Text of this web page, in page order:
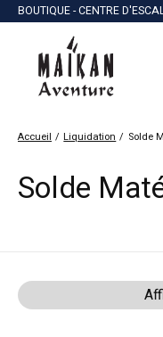
BOUTIQUE - CENTRE
Accueil / Liquidation / Solde
Solde